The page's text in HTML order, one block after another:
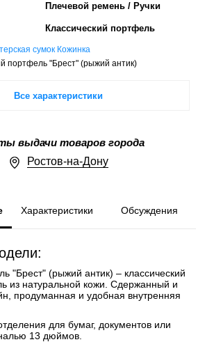
Плечевой ремень / Ручки
Классический портфель
сумок Кожинка
портфель "Брест" (рыжий антик)
Все характеристики
выдачи товаров города
Ростов-на-Дону
Характеристики Обсуждения
"Брест" (рыжий антик) – классический
из натуральной кожи. Сдержанный и
продуманная и удобная внутренняя
для бумаг, документов или
13 дюймов.